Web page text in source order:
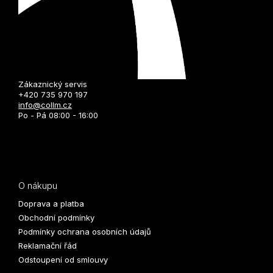
Zákaznický servis
+420 735 970 197
info@collm.cz
Po - Pá 08:00 - 16:00
O nákupu
Doprava a platba
Obchodní podmínky
Podmínky ochrana osobních údajů
Reklamační řád
Odstoupení od smlouvy